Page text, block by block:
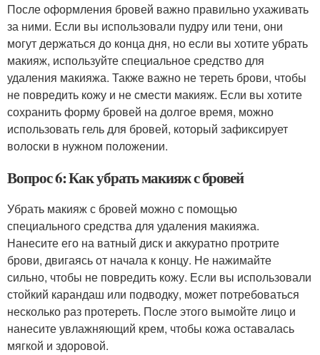
После оформления бровей важно правильно ухаживать
за ними. Если вы использовали пудру или тени, они
могут держаться до конца дня, но если вы хотите убрать
макияж, используйте специальное средство для
удаления макияжа. Также важно не тереть брови, чтобы
не повредить кожу и не смести макияж. Если вы хотите
сохранить форму бровей на долгое время, можно
использовать гель для бровей, который зафиксирует
волоски в нужном положении.
Вопрос 6: Как убрать макияж с бровей
Убрать макияж с бровей можно с помощью
специального средства для удаления макияжа.
Нанесите его на ватный диск и аккуратно протрите
брови, двигаясь от начала к концу. Не нажимайте
сильно, чтобы не повредить кожу. Если вы использовали
стойкий карандаш или подводку, может потребоваться
несколько раз протереть. После этого вымойте лицо и
нанесите увлажняющий крем, чтобы кожа оставалась
мягкой и здоровой.